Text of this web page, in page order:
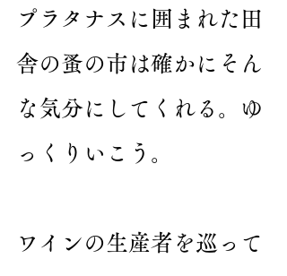
プラタナスに囲まれた田
舎の蚤の市は確かにそん
な気分にしてくれる。ゆ
っくりいこう。
ワインの生産者を巡って